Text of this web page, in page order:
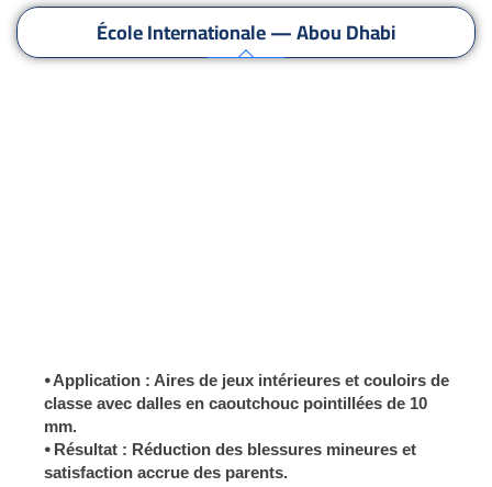
École Internationale — Abou Dhabi
⦁ Application : Aires de jeux intérieures et couloirs de
classe avec dalles en caoutchouc pointillées de 10
mm.
⦁ Résultat : Réduction des blessures mineures et
satisfaction accrue des parents.